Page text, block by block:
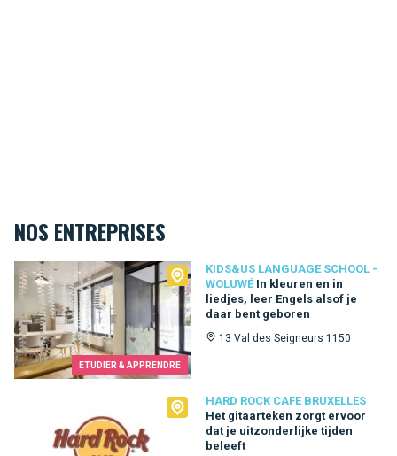
NOS ENTREPRISES
ETUDIER & APPRENDRE
KIDS&US LANGUAGE SCHOOL -
WOLUWÉ In kleuren en in
liedjes, leer Engels alsof je
daar bent geboren
13 Val des Seigneurs 1150
Kids&Us language school - Woluwé
HARD ROCK CAFE BRUXELLES
Het gitaarteken zorgt ervoor
dat je uitzonderlijke tijden
beleeft
Hard Rock Cafe Bruxelles